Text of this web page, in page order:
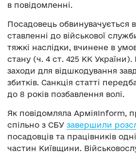
в повідомленні.
Посадовець обвинувачується
ставленні до військової
тяжкі наслідки, вчинене в
стану (ч. 4 ст. 425 КК
заходи для відшкодування
збитків. Санкція статті
до 8 років позбавлення волі.
Як повідомляла АрміяInform,
спільно з СБУ завершили
посадовців та працівників
частин Київщини.